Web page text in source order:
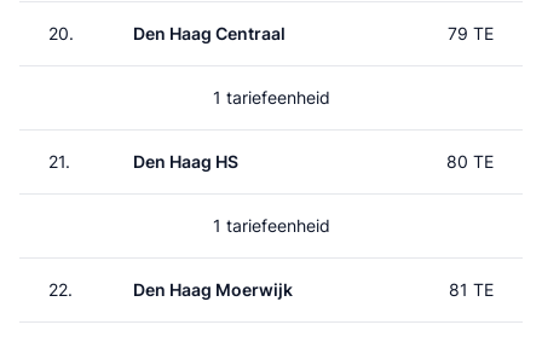
20. Den Haag Centraal 79 TE
1 tariefeenheid
21. Den Haag HS 80 TE
1 tariefeenheid
22. Den Haag Moerwijk 81 TE